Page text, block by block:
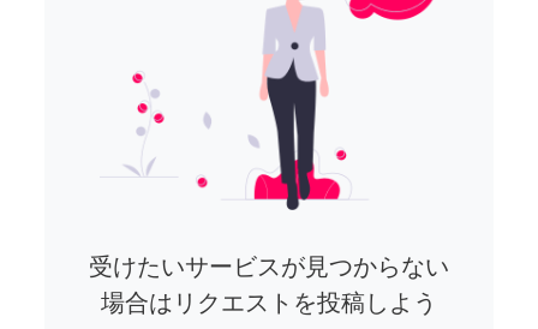
受けたいサービスが見つからない
場合はリクエストを投稿しよう